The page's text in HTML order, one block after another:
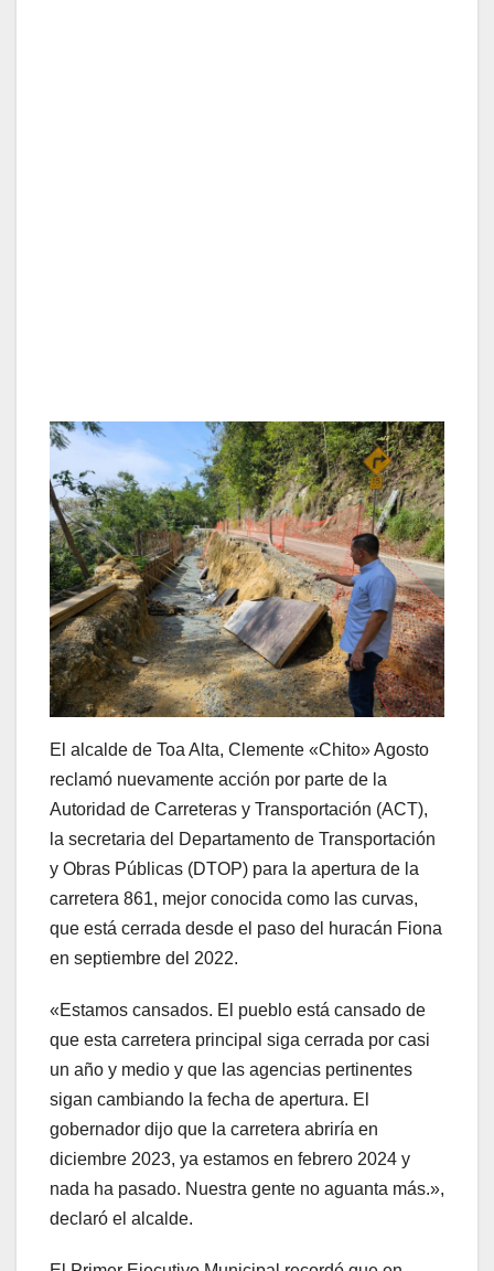
El alcalde de Toa Alta, Clemente «Chito» Agosto
reclamó nuevamente acción por parte de la
Autoridad de Carreteras y Transportación (ACT),
la secretaria del Departamento de Transportación
y Obras Públicas (DTOP) para la apertura de la
carretera 861, mejor conocida como las curvas,
que está cerrada desde el paso del huracán Fiona
en septiembre del 2022.
«Estamos cansados. El pueblo está cansado de
que esta carretera principal siga cerrada por casi
un año y medio y que las agencias pertinentes
sigan cambiando la fecha de apertura. El
gobernador dijo que la carretera abriría en
diciembre 2023, ya estamos en febrero 2024 y
nada ha pasado. Nuestra gente no aguanta más.»,
declaró el alcalde.